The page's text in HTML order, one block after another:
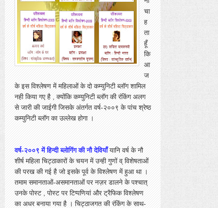
चा
ह
ता
हूँ
कि
आ
ज
के इस विश्लेषण में महिलाओं के दो कम्युनिटी ब्लॉग शामिल
नही किया गए है , क्योंकि कम्युनिटी ब्लॉग की रंकिंग अलग
से जारी की जाईगी जिसके अंतर्गत वर्ष-२००९ के पांच श्रेष्ठ
कम्युनिटी ब्लॉग का उल्लेख होगा ।
वर्ष-२००९ में हिन्दी ब्लोगिंग की नौ देवियाँयानि वर्ष के नौ
शीर्ष महिला चिट्ठाकारों के चयन में उन्ही गुणों व् विशेषताओं
की परख की गई है जो इसके पूर्व के विश्लेषण में हुआ था ।
तमाम समानताओं-असमानताओं पर नज़र डालने के पश्चात्
उनके पोस्ट , पोस्ट पर टिप्पणियां और ट्रैफिक विश्लेषण
का अधर बनाया गया है । चिट्ठाजगत की रंकिंग के साथ-